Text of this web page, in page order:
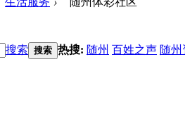
搜索 搜索 热搜: 随州 百姓之声 随